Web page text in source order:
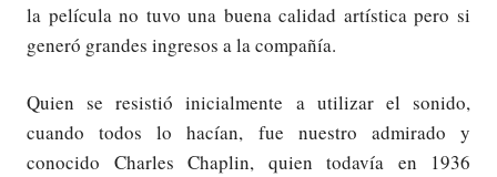
la película no tuvo una buena calidad artística pero si
generó grandes ingresos a la compañía.
Quien se resistió inicialmente a utilizar el sonido,
cuando todos lo hacían, fue nuestro admirado y
conocido Charles Chaplin, quien todavía en 1936